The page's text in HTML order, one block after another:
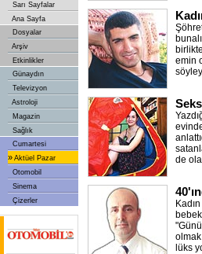
Sarı Sayfalar
Ana Sayfa
Dosyalar
Arşiv
Etkinlikler
Günaydın
Televizyon
Astroloji
Magazin
Sağlık
Cumartesi
» Aktüel Pazar
Otomobil
Sinema
Çizerler
emin
de
lüks